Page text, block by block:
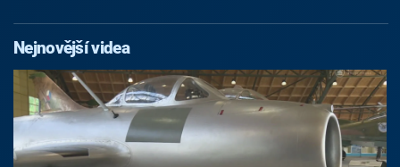
Nejnovější videa